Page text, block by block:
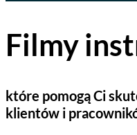
Filmy
które pomogą Ci
klientów i